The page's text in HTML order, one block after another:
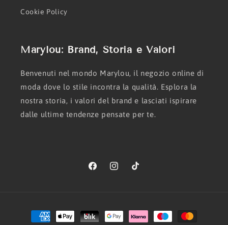
Cookie Policy
Marylou: Brand, Storia e Valori
Benvenuti nel mondo Marylou, il negozio online di
moda dove lo stile incontra la qualità. Esplora la
nostra storia, i valori del brand e lasciati ispirare
dalle ultime tendenze pensate per te.
FacebookInstagramTikTok
Metodi